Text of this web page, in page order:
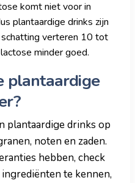
komt niet voor in
plantaardige drinks zijn
verteren 10 tot
minder goed.
plantaardige
plantaardige drinks op
noten en zaden.
hebben, check
te kennen,